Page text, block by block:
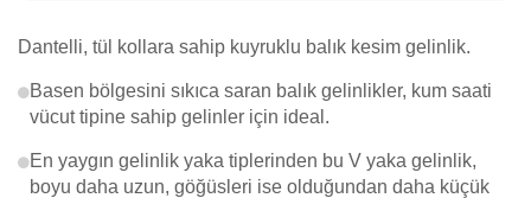
Dantelli, tül kollara sahip kuyruklu balık kesim gelinlik.
Basen bölgesini sıkıca saran balık gelinlikler, kum saati
vücut tipine sahip gelinler için ideal.
En yaygın gelinlik yaka tiplerinden bu V yaka gelinlik,
boyu daha uzun, göğüsleri ise olduğundan daha küçük